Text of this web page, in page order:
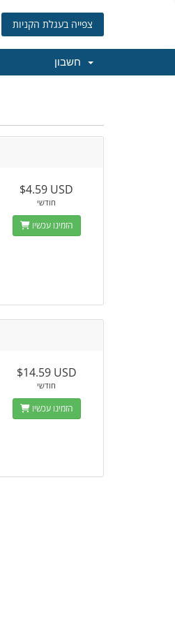
צפייה בעגלת הקניות
$4.59 USD
חודשי
הזמינו עכשיו
$14.59 USD
חודשי
הזמינו עכשיו